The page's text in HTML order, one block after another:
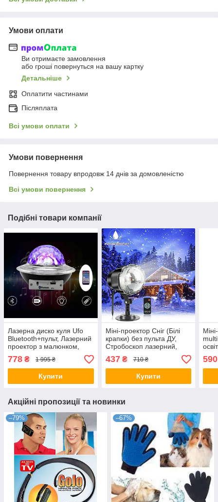
Умови оплати
Ви отримаєте замовлення
або гроші повернуться на вашу картку
Детальніше
Оплатити частинами
Післяплата
Всі умови оплати
Умови повернення
Повернення товару впродовж 14 днів за домовленістю
Всі умови повернення
Подібні товари компанії
Лазерна диско куля Ufo
Bluetooth+пульт, Лазерний
проектор з малюнком,
світломузика, Проектор
диско куля
778 ₴ 1 995 ₴
Купити
Міні-проектор Сніг (Білі
крапки) без пульта ДУ,
Стробоскоп лазерний,
437₴ 710 ₴
Купити
590
Акційні пропозиції та новинки
–79% –67%